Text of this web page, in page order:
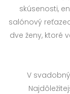
skúsenosti,
salónový
dve ženy, ktoré
V